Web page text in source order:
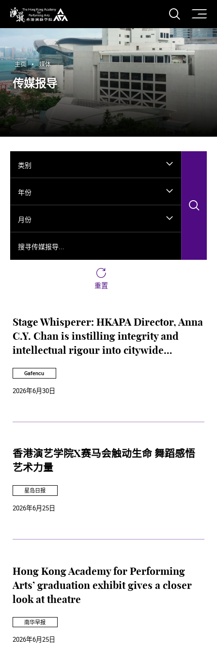
香港演艺学院
打开
主页 媒体
传媒报导
类别
年份
月份
重置
Stage Whisperer: HKAPA Director, Anna
C.Y. Chan is instilling integrity and
intellectual rigour into citywide
Gafencu
2026年6月30日
香港演艺学院X赛马会触动生命 舞蹈感悟
艺术力量
星岛日报
2026年6月25日
Hong Kong Academy for Performing
Arts’ graduation exhibit gives a closer
look at theatre
南华早报
2026年6月25日